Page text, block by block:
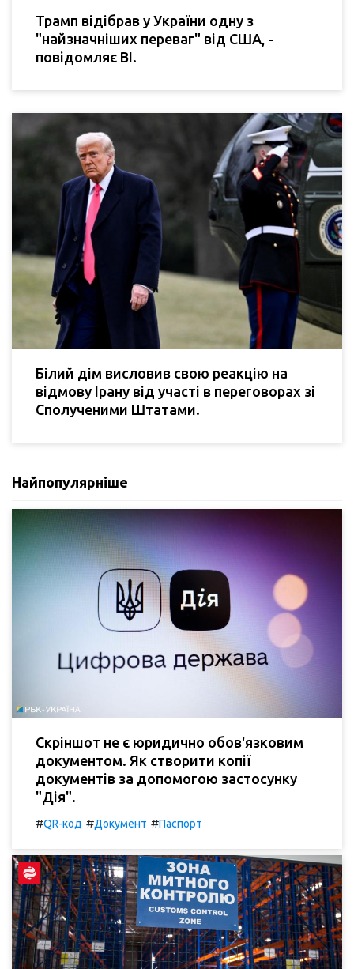
Трамп відібрав у України одну з
"найзначніших переваг" від США, -
повідомляє BI.
Білий дім висловив свою реакцію на
відмову Ірану від участі в переговорах зі
Сполученими Штатами.
Найпопулярніше
Скріншот не є юридично обов'язковим
документом. Як створити копії
документів за допомогою застосунку
"Дія".
#QR-код #Документ #Паспорт